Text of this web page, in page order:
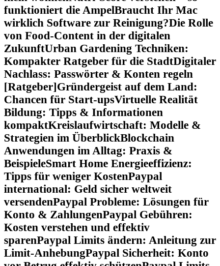
funktioniert die AmpelBraucht Ihr Mac
wirklich Software zur Reinigung?Die Rolle
von Food-Content in der digitalen
ZukunftUrban Gardening Techniken:
Kompakter Ratgeber für die StadtDigitaler
Nachlass: Passwörter & Konten regeln
[Ratgeber]Gründergeist auf dem Land:
Chancen für Start-upsVirtuelle Realität
Bildung: Tipps & Informationen
kompaktKreislaufwirtschaft: Modelle &
Strategien im ÜberblickBlockchain
Anwendungen im Alltag: Praxis &
BeispieleSmart Home Energieeffizienz:
Tipps für weniger KostenPaypal
international: Geld sicher weltweit
versendenPaypal Probleme: Lösungen für
Konto & ZahlungenPaypal Gebühren:
Kosten verstehen und effektiv
sparenPaypal Limits ändern: Anleitung zur
Limit-AnhebungPaypal Sicherheit: Konto